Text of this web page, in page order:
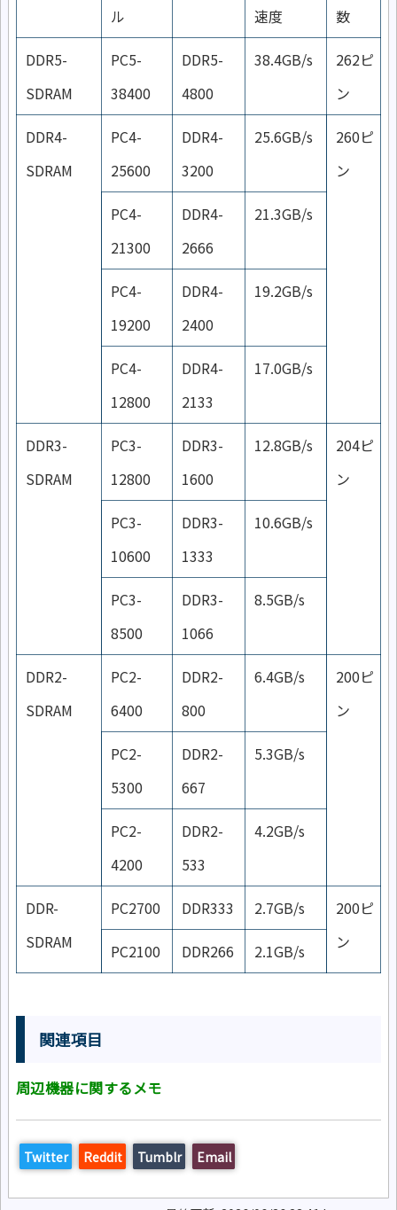
ル
速度
数
DDR5-
SDRAM
PC5-
38400
DDR5-
4800
38.4GB/s
262ピ
ン
DDR4-
SDRAM
PC4-
25600
DDR4-
3200
25.6GB/s
260ピ
ン
PC4-
21300
DDR4-
2666
21.3GB/s
PC4-
19200
DDR4-
2400
19.2GB/s
PC4-
12800
DDR4-
2133
17.0GB/s
DDR3-
SDRAM
PC3-
12800
DDR3-
1600
12.8GB/s
204ピ
ン
PC3-
10600
DDR3-
1333
10.6GB/s
PC3-
8500
DDR3-
1066
8.5GB/s
DDR2-
SDRAM
PC2-
6400
DDR2-
800
6.4GB/s
200ピ
ン
PC2-
5300
DDR2-
667
5.3GB/s
PC2-
4200
DDR2-
533
4.2GB/s
DDR-
SDRAM
PC2700 DDR333 2.7GB/s
200ピ
ン
PC2100 DDR266 2.1GB/s
関連項目
周辺機器に関するメモ
Twitter Reddit Tumblr Email